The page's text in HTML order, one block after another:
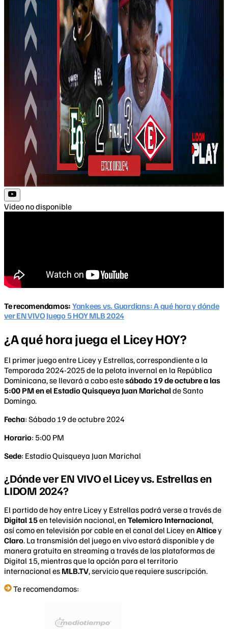
Video no disponible
Te recomendamos: Yankees vs. Guardians: A qué hora y dónde
ver EN VIVO Juego 5 HOY MLB 2024
¿A qué hora juega el Licey HOY?
El primer juego entre Licey y Estrellas, correspondiente a la
Temporada 2024-2025 de la pelota invernal en la República
Dominicana, se llevará a cabo estesábado 19 de octubre a las
5:00 PM en el Estadio Quisqueya Juan Marichalde Santo
Domingo.
Fecha: Sábado 19 de octubre 2024
Horario: 5:00 PM
Sede: Estadio Quisqueya Juan Marichal
¿Dónde ver EN VIVO el Licey vs. Estrellas en
LIDOM 2024?
El partido de hoy entre Licey y Estrellas podrá verse a través de
Digital 15en televisión nacional, en Telemicro Internacional,
así como en televisión por cable en el canal del Licey en Alticey
Claro. La transmisión del juego en vivo estará disponible y de
manera gratuita en streaming a través de las plataformas de
Digital 15, mientras que la opción para el territorio
internacional es MLB.TV, servicio que requiere suscripción.
Te recomendamos: